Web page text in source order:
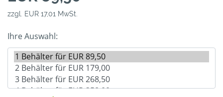
zzgl. EUR 17,01 MwSt.
Ihre Auswahl: